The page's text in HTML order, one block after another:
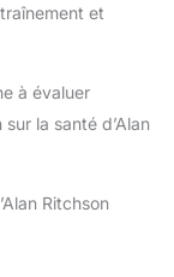
et
à évaluer
la santé d’Alan
Ritchson